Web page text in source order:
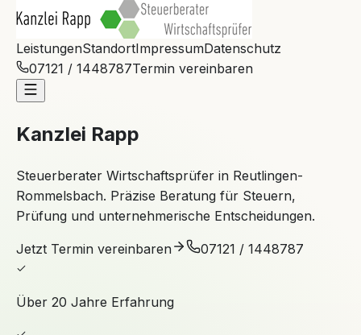
LeistungenStandortImpressumDatenschutz
07121 / 1448787Termin vereinbaren
Kanzlei Rapp
Steuerberater Wirtschaftsprüfer in Reutlingen-
Rommelsbach. Präzise Beratung für Steuern,
Prüfung und unternehmerische Entscheidungen.
Jetzt Termin vereinbaren 07121 / 1448787
Über 20 Jahre Erfahrung